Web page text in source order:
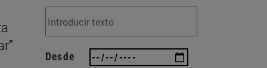
Desde